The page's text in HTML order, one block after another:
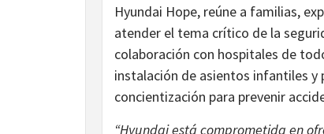
Hyundai Hope, reúne a familias,
atender el tema crítico de la
colaboración con hospitales de
instalación de asientos infantiles y
concientización para prevenir
“Hyundai está comprometida en